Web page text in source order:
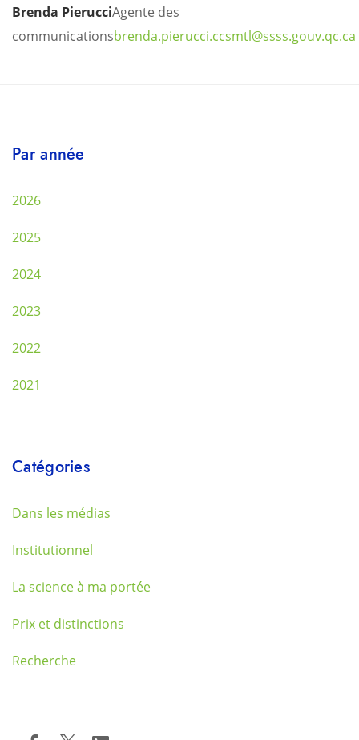
Brenda PierucciAgente des
communicationsbrenda.pierucci.ccsmtl@ssss.gouv.qc.ca
Par année
2026
2025
2024
2023
2022
2021
Catégories
Dans les médias
Institutionnel
La science à ma portée
Prix et distinctions
Recherche